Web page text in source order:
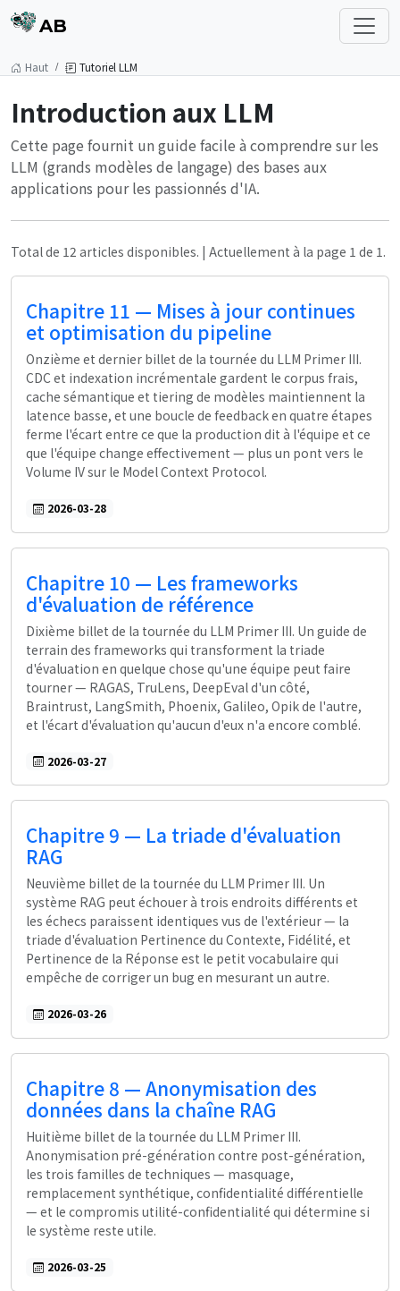
AB
Haut Tutoriel LLM
Introduction aux LLM
Cette page fournit un guide facile à comprendre sur les
LLM (grands modèles de langage) des bases aux
applications pour les passionnés d'IA.
Total de 12 articles disponibles. | Actuellement à la page 1 de 1.
Chapitre 11 — Mises à jour continues
et optimisation du pipeline
Onzième et dernier billet de la tournée du LLM Primer III.
CDC et indexation incrémentale gardent le corpus frais,
cache sémantique et tiering de modèles maintiennent la
latence basse, et une boucle de feedback en quatre étapes
ferme l'écart entre ce que la production dit à l'équipe et ce
que l'équipe change effectivement — plus un pont vers le
Volume IV sur le Model Context Protocol.
2026-03-28
Chapitre 10 — Les frameworks
d'évaluation de référence
Dixième billet de la tournée du LLM Primer III. Un guide de
terrain des frameworks qui transforment la triade
d'évaluation en quelque chose qu'une équipe peut faire
tourner — RAGAS, TruLens, DeepEval d'un côté,
Braintrust, LangSmith, Phoenix, Galileo, Opik de l'autre,
et l'écart d'évaluation qu'aucun d'eux n'a encore comblé.
2026-03-27
Chapitre 9 — La triade d'évaluation
RAG
Neuvième billet de la tournée du LLM Primer III. Un
système RAG peut échouer à trois endroits différents et
les échecs paraissent identiques vus de l'extérieur — la
triade d'évaluation Pertinence du Contexte, Fidélité, et
Pertinence de la Réponse est le petit vocabulaire qui
empêche de corriger un bug en mesurant un autre.
2026-03-26
Chapitre 8 — Anonymisation des
données dans la chaîne RAG
Huitième billet de la tournée du LLM Primer III.
Anonymisation pré-génération contre post-génération,
les trois familles de techniques — masquage,
remplacement synthétique, confidentialité différentielle
— et le compromis utilité-confidentialité qui détermine si
le système reste utile.
2026-03-25